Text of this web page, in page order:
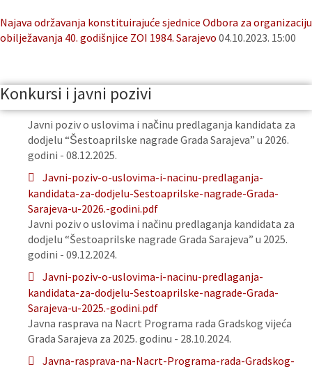
Najava održavanja konstituirajuće sjednice Odbora za organizaciju
obilježavanja 40. godišnjice ZOI 1984. Sarajevo 04.10.2023. 15:00
Konkursi i javni pozivi
Javni poziv o uslovima i načinu predlaganja kandidata za
dodjelu “Šestoaprilske nagrade Grada Sarajeva” u 2026.
godini - 08.12.2025.
Javni-poziv-o-uslovima-i-nacinu-predlaganja-
kandidata-za-dodjelu-Sestoaprilske-nagrade-Grada-
Sarajeva-u-2026.-godini.pdf
Javni poziv o uslovima i načinu predlaganja kandidata za
dodjelu “Šestoaprilske nagrade Grada Sarajeva” u 2025.
godini - 09.12.2024.
Javni-poziv-o-uslovima-i-nacinu-predlaganja-
kandidata-za-dodjelu-Sestoaprilske-nagrade-Grada-
Sarajeva-u-2025.-godini.pdf
Javna rasprava na Nacrt Programa rada Gradskog vijeća
Grada Sarajeva za 2025. godinu - 28.10.2024.
Javna-rasprava-na-Nacrt-Programa-rada-Gradskog-